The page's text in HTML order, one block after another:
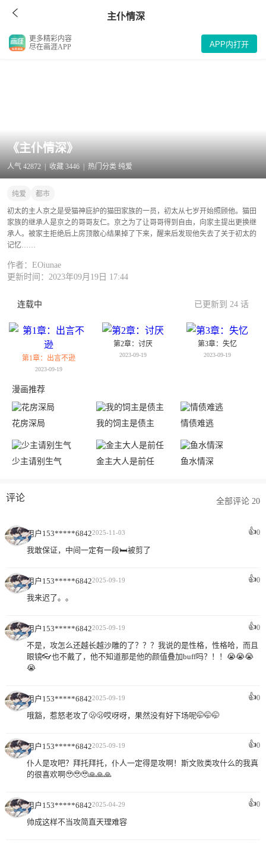
主仆情深
更多精彩内容
尽在画涯APP
APP内打开
《主仆情深》
人气 42872 | 收藏 3446 | 热门分类 纯爱
纯爱 都市
初太的主人京之是受猫神庇护的猫田家族的一员，初太从七岁开始照顾他。猫田
家族的继承人是京之的哥哥友仁。京之为了让哥哥得到自由，向家主提出更换继
承人。被家主拒绝后上房顶散心结果掉了下来，醒来后发现他失去了关于初太的
记忆……
作者：EOiunae
更新时间：2023年09月19日 17:44
连载中 已更新到 24 话
第1章：出言不逊
2023-09-19
第2章：讨厌
2023-09-19
第3章：失忆
2023-09-19
漫画推荐
花房深局 我的饲主是债主 情债难逃
少主请别生气 金主大人是前任 鱼水情深
评论 全部评论 20
用户153*****68422025-11-03 👍0
我敢保证，中间一定有一段🛏被剪了
用户153*****68422025-09-19 👍0
我来迟了。。
用户153*****68422025-09-19 👍0
不是，攻怎么还越长越沙雕的了？？？我说的是性格，性格哈，而且
眼镜👓也不戴了，他不知道那是他的颜值叠加buff吗？！！😭😭😭
😭
用户153*****68422025-09-19 👍0
哦豁，惹怒老攻了🫢🫢哎呀呀，果然没有好下场呢🤭🤭🤭
用户153*****68422025-09-19 👍0
仆人是攻吧？拜托拜托，仆人一定得是攻啊！斯文败类攻什么的我真
的很喜欢啊🥹🥹🥹🙏🙏🙏
用户153*****68422025-04-29 👍0
帅成这样不当攻简直天理难容